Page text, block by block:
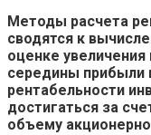
Методы расчета
сводятся к
оценке
середины прибыли
рентабельности
достигаться за
объему